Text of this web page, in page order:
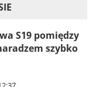
S19 pomiędzy
szybko